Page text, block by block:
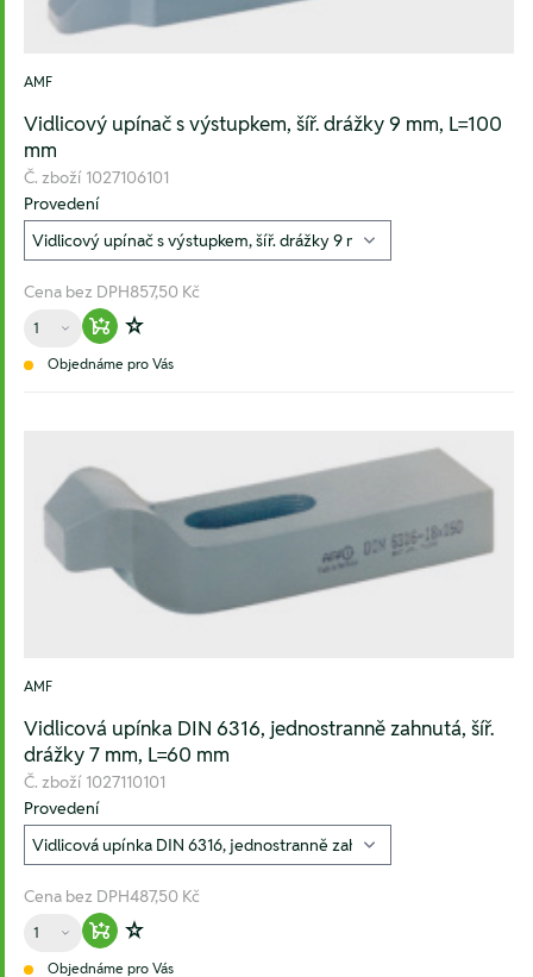
AMF
Vidlicový upínač s výstupkem, šíř. drážky 9 mm, L=100
mm
Č. zboží 1027106101
Provedení
Cena bez DPH857,50 Kč
Množství
Warenkorb hinzufügen
Zur Wunschliste hinzufügen
Objednáme pro Vás
AMF
Vidlicová upínka DIN 6316, jednostranně zahnutá, šíř.
drážky 7 mm, L=60 mm
Č. zboží 1027110101
Provedení
Cena bez DPH487,50 Kč
Množství
Warenkorb hinzufügen
Zur Wunschliste hinzufügen
Objednáme pro Vás